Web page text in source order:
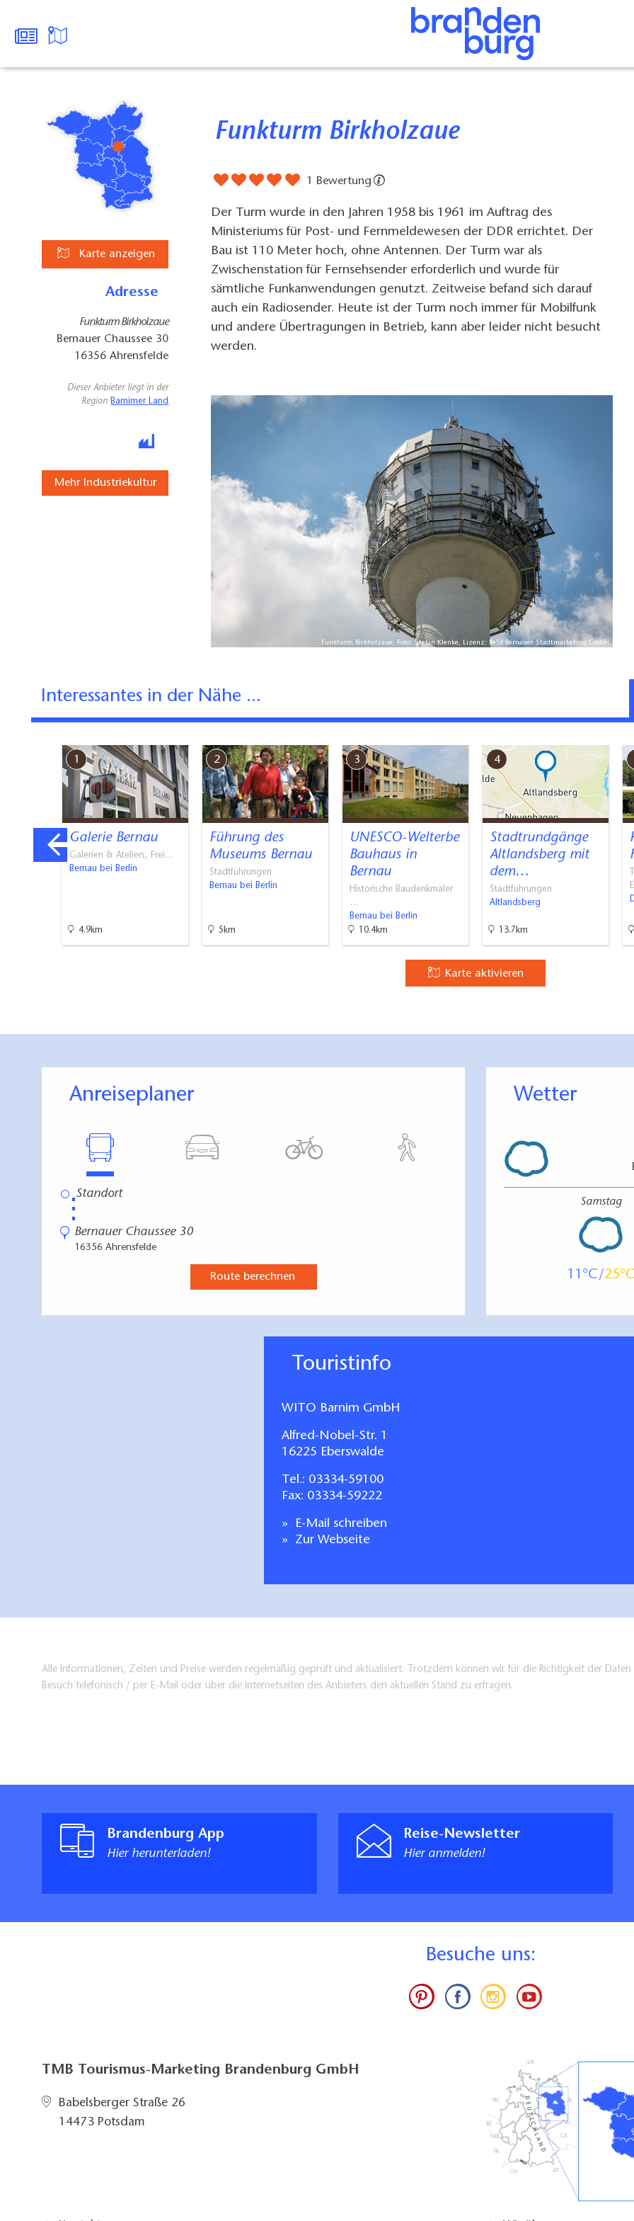
Karte anzeigen
Adresse
Funkturm Birkholzaue
Bernauer Chaussee 30
16356 Ahrensfelde
Dieser Anbieter liegt in der
Region Barnimer Land
Mehr Industriekultur
Funkturm Birkholzaue
1 Bewertung
Der Turm wurde in den Jahren 1958 bis 1961 im Auftrag des
Ministeriums für Post- und Fernmeldewesen der DDR errichtet. Der
Bau ist 110 Meter hoch, ohne Antennen. Der Turm war als
Zwischenstation für Fernsehsender erforderlich und wurde für
sämtliche Funkanwendungen genutzt. Zeitweise befand sich darauf
auch ein Radiosender. Heute ist der Turm noch immer für Mobilfunk
und andere Übertragungen in Betrieb, kann aber leider nicht besucht
werden.
Funkturm Birkholzaue, Foto: Stefan Klenke, Lizenz: BeSt Bernauer Stadtmarketing GmbH
Interessantes in der Nähe ...
1
Galerie Bernau
Galerien & Ateliers, Frei…
Bernau bei Berlin
4.9km
2
Führung des
Museums Bernau
Stadtführungen
Bernau bei Berlin
5km
3
UNESCO-Welterbe
Bauhaus in
Bernau
Historische Baudenkmäler
…
Bernau bei Berlin
10.4km
4
Stadtrundgänge
Altlandsberg mit
dem…
Stadtführungen
Altlandsberg
13.7km
Karte aktivieren
Anreiseplaner
⋮
Bernauer Chaussee 30
16356 Ahrensfelde
Route berechnen
Wetter
Samstag
11 25
Touristinfo
WITO Barnim GmbH
Alfred-Nobel-Str. 1
16225 Eberswalde
Tel.: 03334-59100
Fax: 03334-59222
E-Mail schreiben
Zur Webseite
Alle Informationen, Zeiten und Preise werden regelmäßig geprüft und aktualisiert. Trotzdem können wir für die Richtigkeit der
Besuch telefonisch / per E-Mail oder über die Internetseiten des Anbieters den aktuellen Stand zu erfragen.
Brandenburg App
Hier herunterladen!
Reise-Newsletter
Hier anmelden!
Besuche uns:
TMB Tourismus-Marketing Brandenburg GmbH
Babelsberger Straße 26
14473 Potsdam